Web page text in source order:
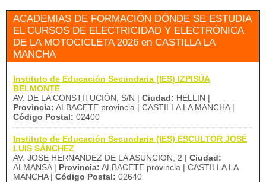
ACADEMIAS DE FORMACIÓN DÓNDE SE ESTUDIA
EL CURSOS DE ELECTRICIDAD Y ELECTRÓNICA
DE LA MOTOCICLETA 2026 en CASTILLA LA
MANCHA
Instituto de Educación Secundaria (IES) IZPISÚA
BELMONTE
AV. DE LA CONSTITUCIÓN, S/N | Ciudad: HELLIN |
Provincia: ALBACETE provincia | CASTILLA LA MANCHA |
Código Postal: 02400
Instituto de Educación Secundaria (IES) ESCULTOR JOSÉ
LUIS SÁNCHEZ
AV. JOSE HERNANDEZ DE LA ASUNCION, 2 | Ciudad:
ALMANSA | Provincia: ALBACETE provincia | CASTILLA LA
MANCHA | Código Postal: 02640